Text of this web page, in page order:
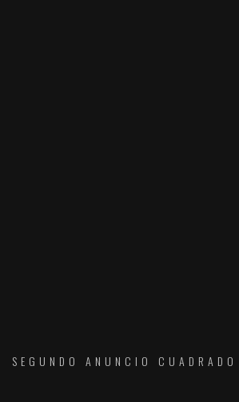
SEGUNDO ANUNCIO CUADRADO